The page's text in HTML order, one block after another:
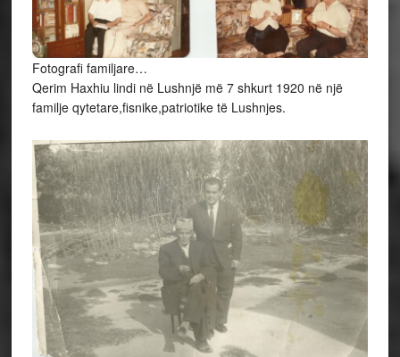
Fotografi familjare…
Qerim Haxhiu lindi në Lushnjë më 7 shkurt 1920 në një
familje qytetare,fisnike,patriotike të Lushnjes.